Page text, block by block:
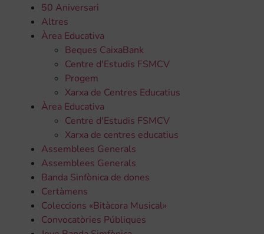
50 Aniversari
Altres
Àrea Educativa
Beques CaixaBank
Centre d'Estudis FSMCV
Progem
Xarxa de Centres Educatius
Àrea Educativa
Centre d'Estudis FSMCV
Xarxa de centres educatius
Assemblees Generals
Assemblees Generals
Banda Sinfònica de dones
Certàmens
Coleccions «Bitàcora Musical»
Convocatòries Públiques